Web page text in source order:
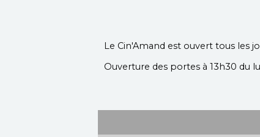
Le Cin'Amand est ouvert tous les
Ouverture des portes à 13h30 du